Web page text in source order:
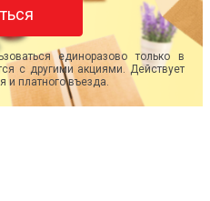
единоразово только в
с другими акциями. Действует
и платного въезда.